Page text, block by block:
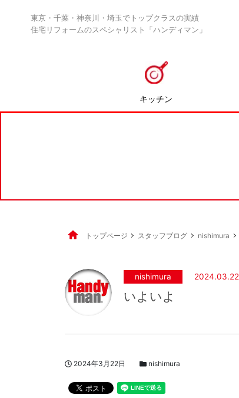
東京・千葉・神奈川・埼玉でトップクラスの実績
住宅リフォームのスペシャリスト「ハンディマン」
キッチン
トップページ スタッフブログ nishimura
nishimura 2024.03.22
いよいよ
投稿日
2024年3月22日
スタッフブログカテゴリー
nishimura